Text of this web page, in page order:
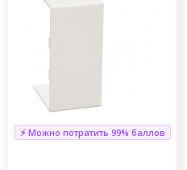
⚡ Можно потратить 99% баллов